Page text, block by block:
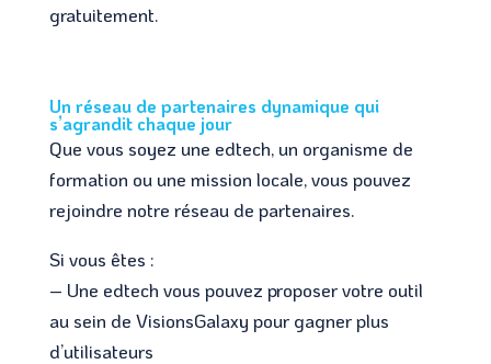
gratuitement.
Un réseau de partenaires dynamique qui
s’agrandit chaque jour
Que vous soyez une edtech, un organisme de
formation ou une mission locale, vous pouvez
rejoindre notre réseau de partenaires.
Si vous êtes :
– Une edtech vous pouvez proposer votre outil
au sein de VisionsGalaxy pour gagner plus
d’utilisateurs